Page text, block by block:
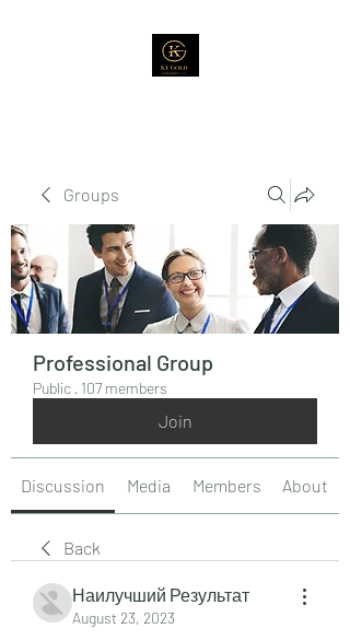
Groups
Professional Group
Public · 107 members
Join
Discussion Media Members About
Back
Наилучший Результат
August 23, 2023